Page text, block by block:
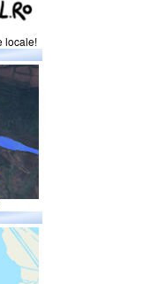
locale!